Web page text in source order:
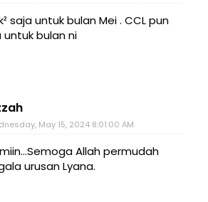
saja untuk bulan Mei . CCL pun
untuk bulan ni
May 15, 2024 8:01:00 AM
Allah permudah
urusan Lyana.